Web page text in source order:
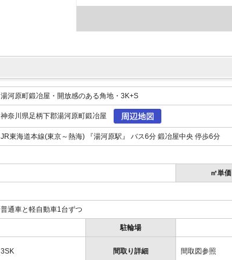
湯河原町鍛冶屋・開放感のある角地・3K+S
神奈川県足柄下郡湯河原町鍛冶屋
JR東海道本線(東京～熱海) 『湯河原駅』 バス6分 鍛冶屋中央 停歩6分
㎡単価
普通車と軽自動車1台ずつ
駐輪場
3SK 間取り詳細 間取図参照